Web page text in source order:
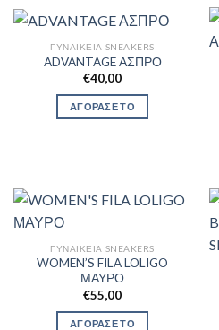
ΓΥΝΑΙΚΕΊΑ SNEAKERS
ADVANTAGE ΑΣΠΡΟ
€40,00
ΑΓΟΡΑΣΕ ΤΟ
ΓΥΝΑΙΚΕΊΑ SNEAKERS
WOMEN’S FILA LOLIGO
ΜΑΥΡΟ
€55,00
ΑΓΟΡΑΣΕ ΤΟ